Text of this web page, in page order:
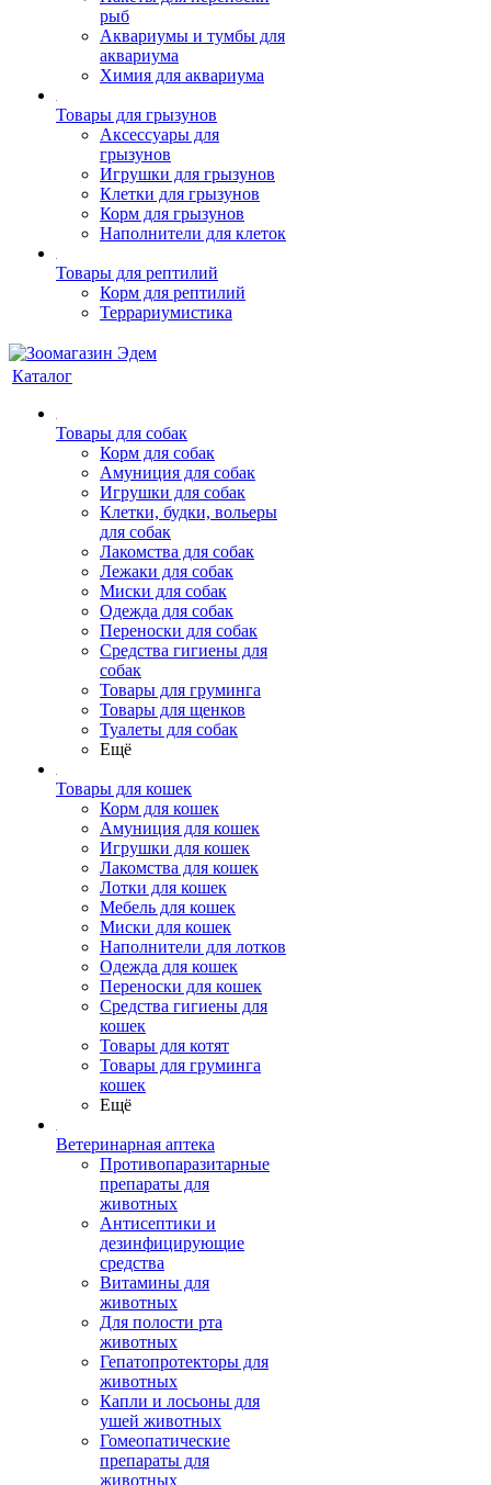
рыб
Аквариумы и тумбы для
аквариума
Химия для аквариума
Товары для грызунов
Аксессуары для
грызунов
Игрушки для грызунов
Клетки для грызунов
Корм для грызунов
Наполнители для клеток
Товары для рептилий
Корм для рептилий
Террариумистика
Каталог
Товары для собак
Корм для собак
Амуниция для собак
Игрушки для собак
Клетки, будки, вольеры
для собак
Лакомства для собак
Лежаки для собак
Миски для собак
Одежда для собак
Переноски для собак
Средства гигиены для
собак
Товары для груминга
Товары для щенков
Туалеты для собак
Ещё
Товары для кошек
Корм для кошек
Амуниция для кошек
Игрушки для кошек
Лакомства для кошек
Лотки для кошек
Мебель для кошек
Миски для кошек
Наполнители для лотков
Одежда для кошек
Переноски для кошек
Средства гигиены для
кошек
Товары для котят
Товары для груминга
кошек
Ещё
Ветеринарная аптека
Противопаразитарные
препараты для
животных
Антисептики и
дезинфицирующие
средства
Витамины для
животных
Для полости рта
животных
Гепатопротекторы для
животных
Капли и лосьоны для
ушей животных
Гомеопатические
препараты для
животных